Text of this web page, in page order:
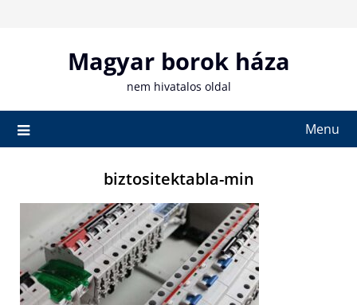
Magyar borok háza
nem hivatalos oldal
Menu
biztositektabla-min